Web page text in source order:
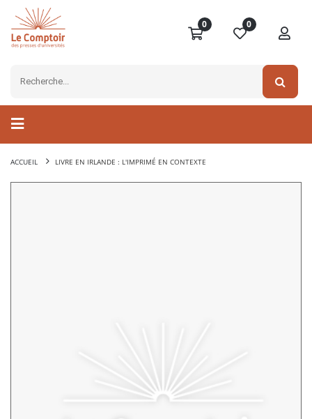
0 0
ACCUEIL LIVRE EN IRLANDE : L'IMPRIMÉ EN CONTEXTE